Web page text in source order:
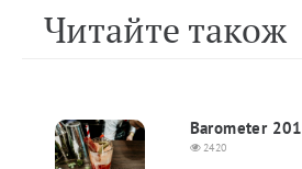
Читайте також
Barometer
2420